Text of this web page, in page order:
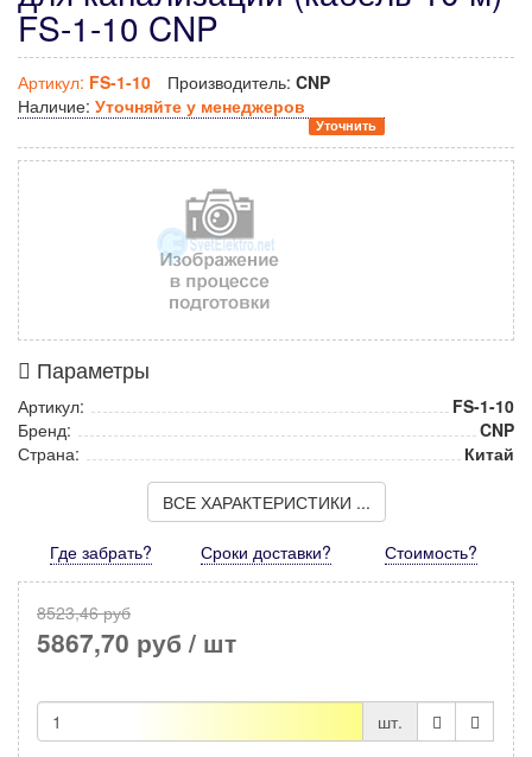
FS-1-10 CNP
Артикул: FS-1-10 Производитель: CNP
Наличие: Уточняйте у менеджеров
Уточнить
Параметры
Артикул:
FS-1-10
Бренд:
CNP
Страна:
Китай
ВСЕ ХАРАКТЕРИСТИКИ ...
Где забрать? Сроки доставки? Стоимость?
8523,46 руб
5867,70 руб / шт
шт.